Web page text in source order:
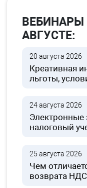
АВГУСТЕ:
20 августа 2026
Креативная
льготы,
24 августа 2026
Электронные
налоговый
25 августа 2026
Чем
возврата НДС